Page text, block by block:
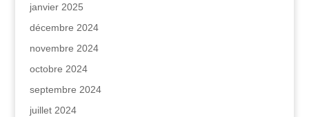
janvier 2025
décembre 2024
novembre 2024
octobre 2024
septembre 2024
juillet 2024